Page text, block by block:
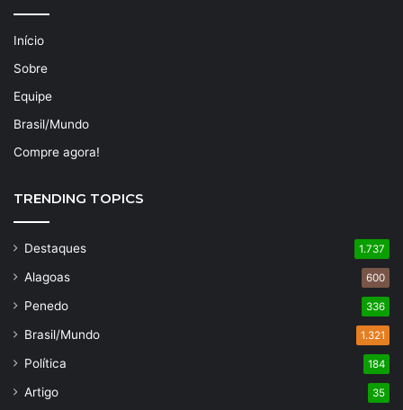
Início
Sobre
Equipe
Brasil/Mundo
Compre agora!
TRENDING TOPICS
Destaques 1.737
Alagoas 600
Penedo 336
Brasil/Mundo 1.321
Política 184
Artigo 35